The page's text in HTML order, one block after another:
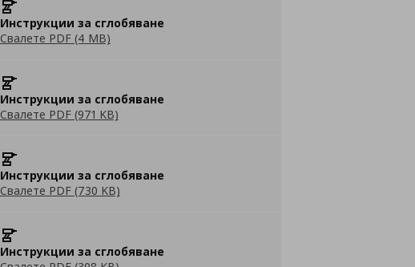
Инструкции за сглобяване
Свалете PDF (4 MB)
Инструкции за сглобяване
Свалете PDF (971 KB)
Инструкции за сглобяване
Свалете PDF (730 KB)
Инструкции за сглобяване